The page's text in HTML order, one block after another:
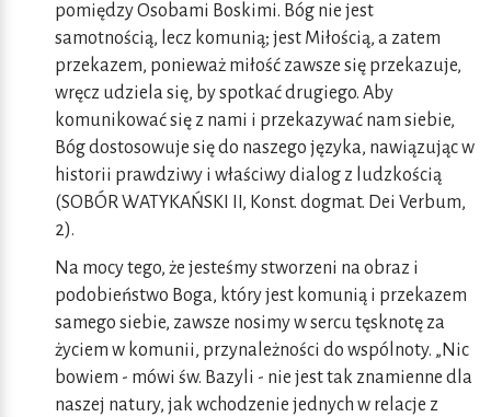
pomiędzy Osobami Boskimi. Bóg nie jest
samotnością, lecz komunią; jest Miłością, a zatem
przekazem, ponieważ miłość zawsze się przekazuje,
wręcz udziela się, by spotkać drugiego. Aby
komunikować się z nami i przekazywać nam siebie,
Bóg dostosowuje się do naszego języka, nawiązując w
historii prawdziwy i właściwy dialog z ludzkością
(SOBÓR WATYKAŃSKI II, Konst. dogmat. Dei Verbum,
2).
Na mocy tego, że jesteśmy stworzeni na obraz i
podobieństwo Boga, który jest komunią i przekazem
samego siebie, zawsze nosimy w sercu tęsknotę za
życiem w komunii, przynależności do wspólnoty. „Nic
bowiem - mówi św. Bazyli - nie jest tak znamienne dla
naszej natury, jak wchodzenie jednych w relacje z